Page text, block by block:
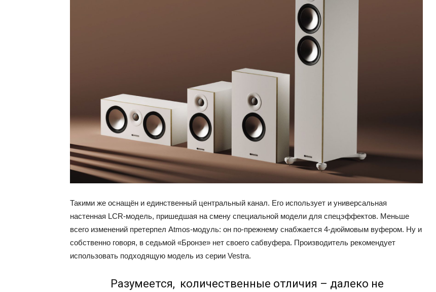
Такими же оснащён и единственный центральный канал. Его использует и универсальная
настенная LCR-модель, пришедшая на смену специальной модели для спецэффектов. Меньше
всего изменений претерпел Atmos-модуль: он по-прежнему снабжается 4-дюймовым вуфером. Ну и
собственно говоря, в седьмой «Бронзе» нет своего сабвуфера. Производитель рекомендует
использовать подходящую модель из серии Vestra.
Разумеется, количественные отличия – далеко не